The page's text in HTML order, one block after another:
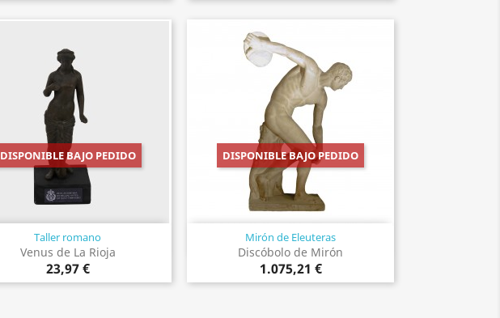
Taller romano
Venus de La Rioja
23,97 €
DISPONIBLE BAJO PEDIDO
Vista rápida Mirón de Eleuteras
Discóbolo de Mirón
1.075,21 €
DISPONIBLE BAJO PEDIDO
Vista rápida